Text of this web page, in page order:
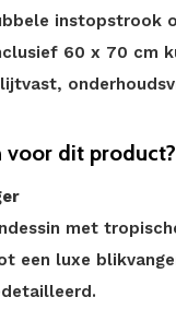
instopstrook
60 x 70 cm
voor dit product?
met
een luxe